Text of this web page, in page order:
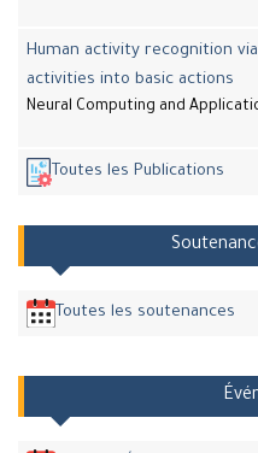
Human activity recognition
activities into basic actions
Neural Computing and
Toutes les Publications
Toutes les soutenances